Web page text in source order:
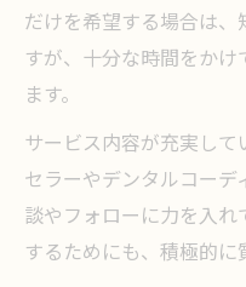
だけを希望する場合は、
すが、十分な時間をか
ます。
サービス内容が充実し
セラーやデンタルコー
談やフォローに力を入
するためにも、積極的に